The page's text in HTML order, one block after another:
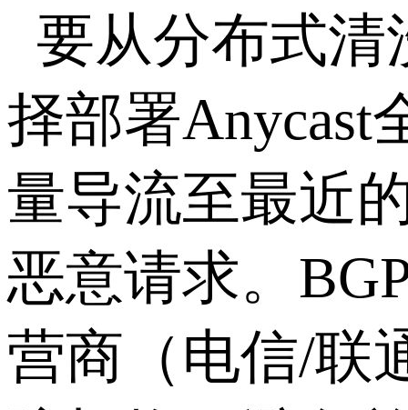
要从分布式清
择部署Anycast
量导流至最近
恶意请求。
营商（电信/联